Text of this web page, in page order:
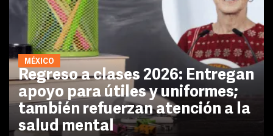
MÉXICO
Regreso a clases 2026: Entregan
apoyo para útiles y uniformes;
también refuerzan atención a la
salud mental